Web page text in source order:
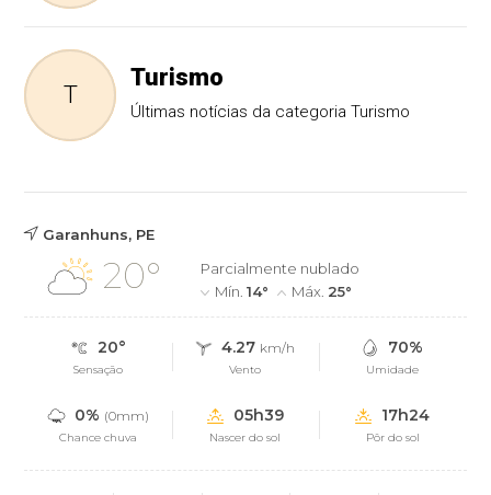
T
Turismo
Últimas notícias da categoria Turismo
Garanhuns, PE
20°
Parcialmente nublado
Mín.14° Máx. 25°
20°
Sensação
4.27 km/h
Vento
70%
Umidade
0% (0mm)
Chance chuva
05h39
Nascer do sol
17h24
Pôr do sol